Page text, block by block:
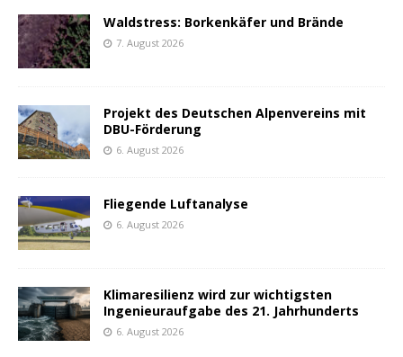
Waldstress: Borkenkäfer und Brände
7. August 2026
Projekt des Deutschen Alpenvereins mit
DBU-Förderung
6. August 2026
Fliegende Luftanalyse
6. August 2026
Klimaresilienz wird zur wichtigsten
Ingenieuraufgabe des 21. Jahrhunderts
6. August 2026